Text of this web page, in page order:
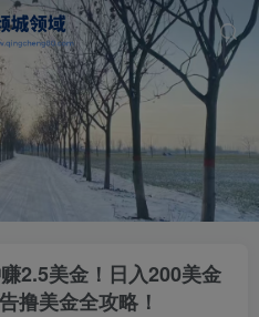
2.5美金！日入200美金
撸美金全攻略！